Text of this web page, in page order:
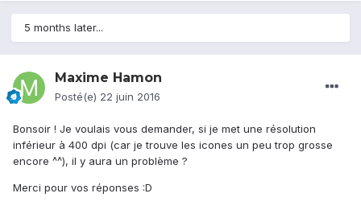
5 months later...
Maxime Hamon
Posté(e) 22 juin 2016
Bonsoir ! Je voulais vous demander, si je met une résolution
inférieur à 400 dpi (car je trouve les icones un peu trop grosse
encore ^^), il y aura un problème ?
Merci pour vos réponses :D